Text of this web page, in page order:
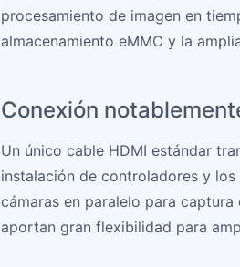
procesamiento de imagen en
almacenamiento eMMC y la
Conexión
Un único cable HDMI estándar
instalación de controladores y
cámaras en paralelo para
aportan gran flexibilidad para